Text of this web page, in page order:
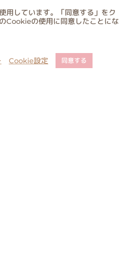
用しています。「同意する」をク
Cookieの使用に同意したことにな
Cookie設定 同意する